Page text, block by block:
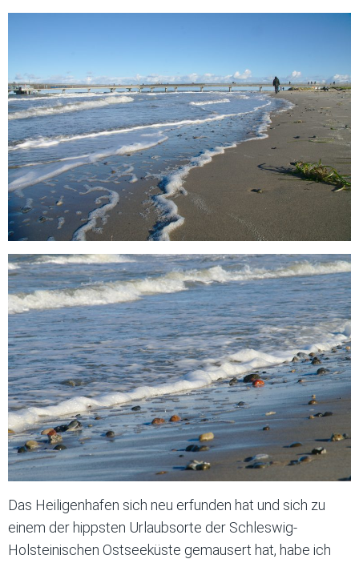
Das Heiligenhafen sich neu erfunden hat und sich zu
einem der hippsten Urlaubsorte der Schleswig-
Holsteinischen Ostseeküste gemausert hat, habe ich